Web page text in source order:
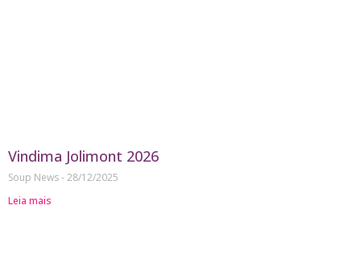
Vindima Jolimont 2026
Soup News 28/12/2025
Leia mais